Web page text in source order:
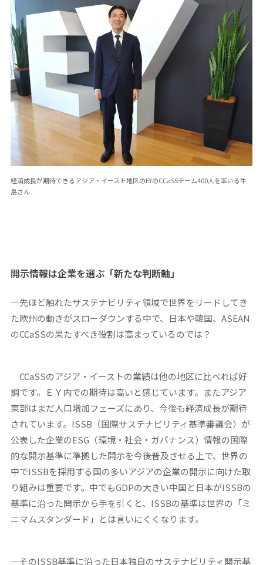
経済成長が期待できるアジア・イースト地区のEYのCCaSSチーム400人を率いる牛
島さん
開示情報は企業を選ぶ「新たな判断軸」
―先ほど触れたサステナビリティ領域で世界をリードしてき
た欧州の動きがスローダウンする中で、日本や韓国、ASEAN
のCCaSSの果たすべき役割は高まっているのでは？
CCaSSのアジア・イーストの業績は他の地区に比べれば好
調です。ＥＹ内での期待は高いと感じています。またアジア
東部はまだ人口増加フェーズにあり、今後も経済成長が期待
されています。ISSB（国際サステナビリティ基準審議会）が
公表した企業のESG（環境・社会・ガバナンス）情報の国際
的な開示基準に準拠した開示を今後普及させる上で、世界の
中でISSBを採用する国の多いアジアの企業の開示に向けた取
り組みは重要です。中でもGDPの大きい中国と日本がISSBの
基準に沿った開示から手を引くと、ISSBの基準は世界の「ミ
ニマムスタンダード」とは言いにくくなります。
―そのISSB基準に沿った日本独自のサステナビリティ開示基